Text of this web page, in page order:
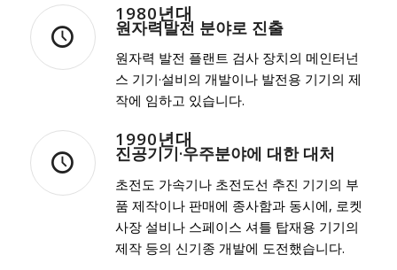
1980년대
원자력발전 분야로 진출
원자력 발전 플랜트 검사 장치의 메인터넌
스 기기·설비의 개발이나 발전용 기기의 제
작에 임하고 있습니다.
1990년대
진공기기·우주분야에 대한 대처
초전도 가속기나 초전도선 추진 기기의 부
품 제작이나 판매에 종사함과 동시에, 로켓
사장 설비나 스페이스 셔틀 탑재용 기기의
제작 등의 신기종 개발에 도전했습니다.